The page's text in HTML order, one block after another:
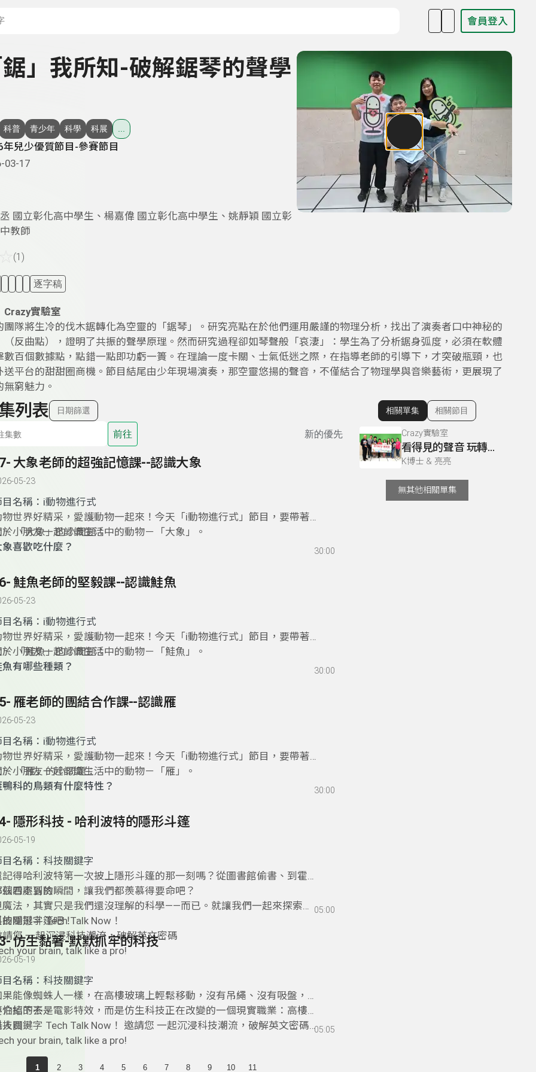
會員登入
」我所知-破解鋸琴的聲學
科普 青少年 科學 科展
兒少優質節目-參賽節目
03-17
國立彰化高中學生、楊嘉偉 國立彰化高中學生、姚靜穎 國立彰
教師
(1)
逐字稿
Crazy實驗室
團隊將生冷的伐木鋸轉化為空靈的「鋸琴」。研究亮點在於他們運用嚴謹的物理分析，找出了演奏者口中神秘的
（反曲點），證明了共振的聲學原理。然而研究過程卻如琴聲般「哀淒」：學生為了分析鋸身弧度，必須在軟體
數百個數據點，點錯一點即功虧一簣。在理論一度卡關、士氣低迷之際，在指導老師的引導下，才突破瓶頸，也
送平台的甜甜圈商機。節目結尾由少年現場演奏，那空靈悠揚的聲音，不僅結合了物理學與音樂藝術，更展現了
窮魅力。
列表 日期篩選
前往 新的優先
大象老師的超強記憶課--認識大象
05-23
名稱： i動物進行式
物世界好精采，愛護動物一起來！今天「i動物進行式」節目，要帶著
、小朋友一起認識生活中的動物－「大象」。
於 「大象」的小問題：
象喜歡吃什麼？
象會利用長鼻子做什麼？
說大象的記性很好，真的嗎？
象是群居動物，牠們如何互相幫助？
30:00
鮭魚老師的堅毅課--認識鮭魚
05-23
名稱： i動物進行式
物世界好精采，愛護動物一起來！今天「i動物進行式」節目，要帶著
、小朋友一起認識生活中的動物－「鮭魚」。
於 「鮭魚」的小問題：
魚有哪些種類？
問我們現在吃的鮭魚是養殖的？還是野生的？
很好養殖嗎？
魚為什麼要回老家？牠們不會迷路嗎？
逆流而上會遇到什麼危險？
30:00
雁老師的團結合作課--認識雁
05-23
名稱： i動物進行式
物世界好精采，愛護動物一起來！今天「i動物進行式」節目，要帶著
、小朋友一起認識生活中的動物－「雁」。
於 「雁」的小問題：
鴨科的鳥類有什麼特性？
會當領頭雁？是怎麼決定的？
怎麼辨認方向？會不會迷路？
可以看到哪些雁？
鳥牠們在陸地上生活時，會吃些什麼？
30:00
隱形科技 - 哈利波特的隱形斗篷
05-19
目名稱：科技關鍵字
記得哈利波特第一次披上隱形斗篷的那一刻嗎？從圖書館偷書、到霍格
茲四處冒險……
個看不到的瞬間，讓我們都羨慕得要命吧？
魔法，其實只是我們還沒理解的科學——而已。就讓我們一起來探索真
的隱形斗篷吧！
關鍵字 Tech Talk Now！
請您 一起沉浸科技潮流，破解英文密碼
your brain, talk like a pro!
05:00
仿生黏著-默默抓牢的科技
05-19
目名稱：科技關鍵字
果能像蜘蛛人一樣，在高樓玻璃上輕鬆移動，沒有吊繩、沒有吸盤，也
怕掉下去。
介紹的不是電影特效，而是仿生科技正在改變的一個現實職業：高樓清
人員。
技關鍵字 Tech Talk Now！ 邀請您 一起沉浸科技潮流，破解英文密碼
your brain, talk like a pro!
05:05
1 2 3 4 5 6 7 8 9 10 11
顯示相關單集
相關單集 相關節目
Crazy實驗室
看得見的聲音 玩轉聲懸浮
K博士 & 亮亮
無其他相關單集